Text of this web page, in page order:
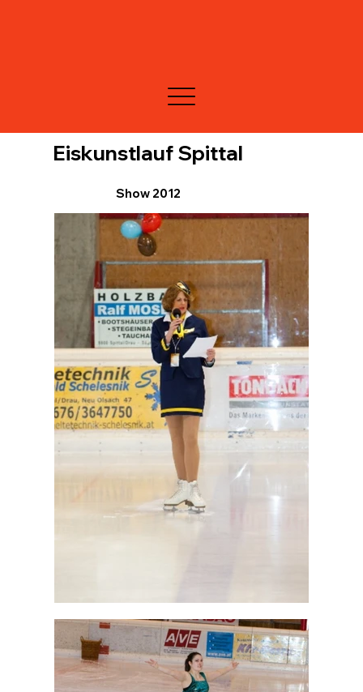
Eiskunstlauf Spittal
Show 2012